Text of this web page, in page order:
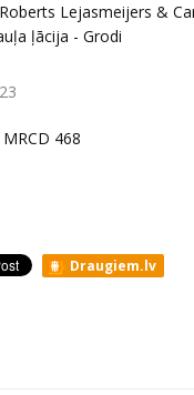
Lejasmeijers &
ļācija - Grodi
468
Draugiem.lv